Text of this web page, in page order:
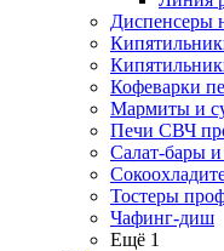
Диспенсеры
Кофеварки
Мармиты и
Печи СВЧ
Салат-бары
Тостеры
Чафинг-диш
Ещё 1